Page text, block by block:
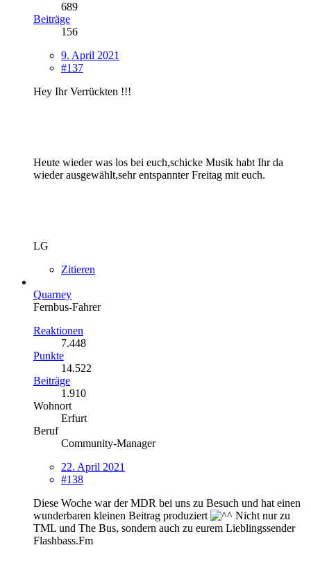
689
Beiträge
156
9. April 2021
#137
Hey Ihr Verrückten !!!
Heute wieder was los bei euch,schicke Musik habt Ihr da
wieder ausgewählt,sehr entspannter Freitag mit euch.
LG
Zitieren
Quarney
Fernbus-Fahrer
Reaktionen
7.448
Punkte
14.522
Beiträge
1.910
Wohnort
Erfurt
Beruf
Community-Manager
22. April 2021
#138
Diese Woche war der MDR bei uns zu Besuch und hat einen
wunderbaren kleinen Beitrag produziert
Nicht nur zu
TML und The Bus, sondern auch zu eurem Lieblingssender
Flashbass.Fm